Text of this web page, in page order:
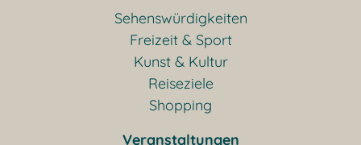
Sehenswürdigkeiten
Freizeit & Sport
Kunst & Kultur
Reiseziele
Shopping
Veranstaltungen